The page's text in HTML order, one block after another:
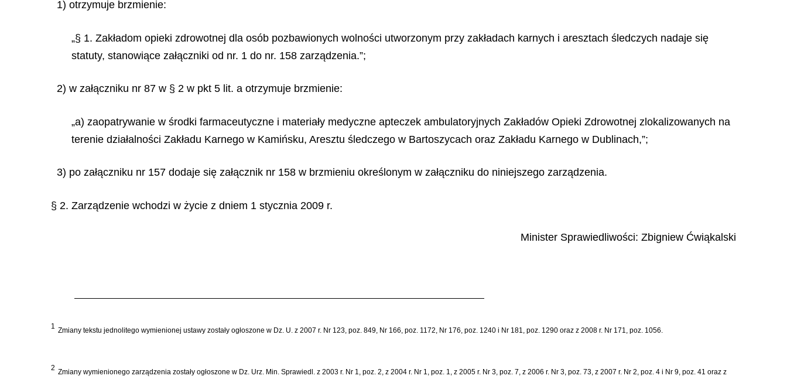
1) otrzymuje brzmienie:
„§ 1. Zakładom opieki zdrowotnej dla osób pozbawionych wolności utworzonym przy zakładach karnych i aresztach śledczych nadaje się
statuty, stanowiące załączniki od nr. 1 do nr. 158 zarządzenia.”;
2) w załączniku nr 87 w § 2 w pkt 5 lit. a otrzymuje brzmienie:
„a) zaopatrywanie w środki farmaceutyczne i materiały medyczne apteczek ambulatoryjnych Zakładów Opieki Zdrowotnej zlokalizowanych na
terenie działalności Zakładu Karnego w Kamińsku, Aresztu śledczego w Bartoszycach oraz Zakładu Karnego w Dublinach,”;
3) po załączniku nr 157 dodaje się załącznik nr 158 w brzmieniu określonym w załączniku do niniejszego zarządzenia.
§ 2. Zarządzenie wchodzi w życie z dniem 1 stycznia 2009 r.
Minister Sprawiedliwości: Zbigniew Ćwiąkalski
1 Zmiany tekstu jednolitego wymienionej ustawy zostały ogłoszone w Dz. U. z 2007 r. Nr 123, poz. 849, Nr 166, poz. 1172, Nr 176, poz. 1240 i Nr 181, poz. 1290 oraz z 2008 r. Nr 171, poz. 1056.
2 Zmiany wymienionego zarządzenia zostały ogłoszone w Dz. Urz. Min. Sprawiedl. z 2003 r. Nr 1, poz. 2, z 2004 r. Nr 1, poz. 1, z 2005 r. Nr 3, poz. 7, z 2006 r. Nr 3, poz. 73, z 2007 r. Nr 2, poz. 4 i Nr 9, poz. 41 oraz z